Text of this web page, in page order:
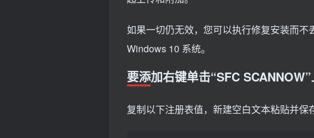
如果一切仍无效，您可以执行修复安装而
Windows 10 系统。
要添加右键单击“SFC
复制以下注册表值，新建空白文本粘贴并